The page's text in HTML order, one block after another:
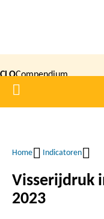
inhoud
gaan
CLOCompendium
voor de
Home
Kruimelpad
Home Indicatoren
Visserijdruk
2023